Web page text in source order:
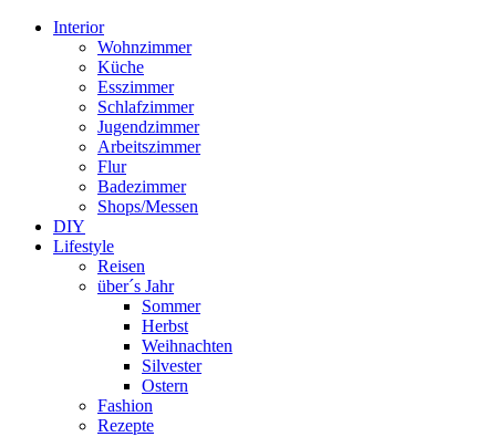
Interior
Wohnzimmer
Küche
Esszimmer
Schlafzimmer
Jugendzimmer
Arbeitszimmer
Flur
Badezimmer
Shops/Messen
DIY
Lifestyle
Reisen
über´s Jahr
Sommer
Herbst
Weihnachten
Silvester
Ostern
Fashion
Rezepte